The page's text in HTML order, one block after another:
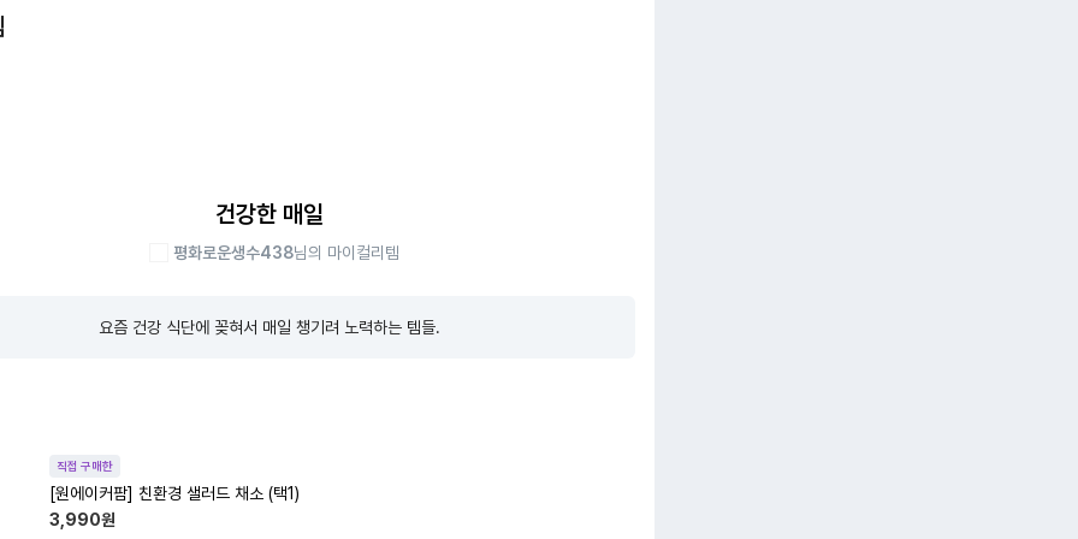
건강한 매일
평화로운생수438님의 마이컬리템
요즘 건강 식단에 꽂혀서 매일 챙기려 노력하는 템들.
직접 구매한
[원에이커팜] 친환경 샐러드 채소 (택1)
3,990원